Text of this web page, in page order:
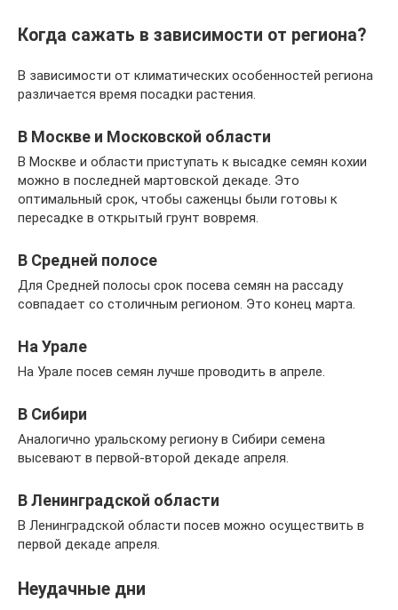
Когда сажать в зависимости от региона?
В зависимости от климатических особенностей региона
различается время посадки растения.
В Москве и Московской области
В Москве и области приступать к высадке семян кохии
можно в последней мартовской декаде. Это
оптимальный срок, чтобы саженцы были готовы к
пересадке в открытый грунт вовремя.
В Средней полосе
Для Средней полосы срок посева семян на рассаду
совпадает со столичным регионом. Это конец марта.
На Урале
На Урале посев семян лучше проводить в апреле.
В Сибири
Аналогично уральскому региону в Сибири семена
высевают в первой-второй декаде апреля.
В Ленинградской области
В Ленинградской области посев можно осуществить в
первой декаде апреля.
Неудачные дни